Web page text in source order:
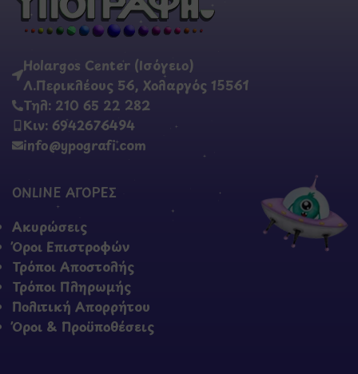
Holargos Center (Ισόγειο)
Λ.Περικλέους 56, Χολαργός 15561
Τηλ: 210 65 22 282
Κιν: 6942676494
info@ypografi.com
ONLINE ΑΓΟΡΕΣ
Ακυρώσεις
Όροι Επιστροφών
Τρόποι Αποστολής
Τρόποι Πληρωμής
Πολιτική Απορρήτου
Όροι & Προϋποθέσεις